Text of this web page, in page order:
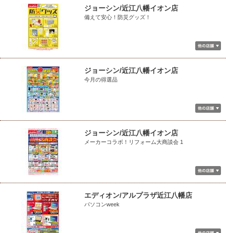
ジョーシン/近江八幡イオン店
備えて安心！防災グッズ！
ジョーシン/近江八幡イオン店
今月の得選品
ジョーシン/近江八幡イオン店
メーカーコラボ！リフォーム大商談会 1
エディオン/アルプラザ近江八幡店
パソコンweek